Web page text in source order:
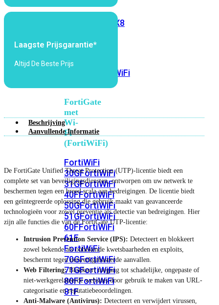
8X8
Alles
FortiWiFi
FortiGate
met
Wi-
Fi
(FortiWiFi)
FortiWiFi
30GFortiWiFi
31GFortiWiFi
40FFortiWiFi
50GFortiWiFi
51GFortiWiFi
60FFortiWiFi
61F
FortiWiFi
70GFortiWiFi
71GFortiWiFi
80FFortiWiFi
81F
Laagste Prijsgarantie*
Altijd De Beste Prijs
Beschrijving
Aanvullende Informatie
De FortiGate Unified Threat Protection (UTP)-licentie biedt een
complete set van beveiligingsdiensten, ontworpen om uw netwerk te
beschermen tegen een breed scala aan bedreigingen. De licentie biedt
een geïntegreerde oplossing die gebruik maakt van geavanceerde
technologieën voor zowel preventie als detectie van bedreigingen. Hier
zijn alle functies die van de FortiGate UTP-licentie:
Intrusion Prevention Service (IPS): Detecteert en blokkeert
zowel bekende als onbekende kwetsbaarheden en exploits,
beschermt tegen netwerkgebaseerde aanvallen.
Web Filtering:Blokkeert toegang tot schadelijke, ongepaste of
niet-werkgerelateerde websites door gebruik te maken van URL-
categorisatie en reputatiebeoordelingen.
Anti-Malware (Antivirus): Detecteert en verwijdert virussen,